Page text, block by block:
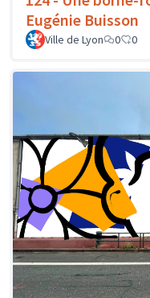
Eugénie Buisson
Ville de Lyon 0 0